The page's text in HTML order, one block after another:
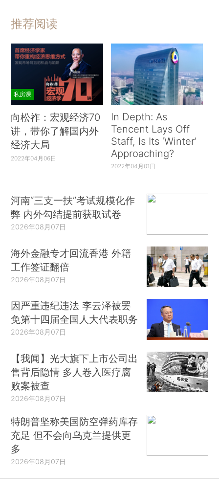
推荐阅读
私房课
向松祚：宏观经济70
讲，带你了解国内外
经济大局
2022年04月06日
In Depth: As
Tencent Lays Off
Staff, Is Its ‘Winter’
Approaching?
2022年04月01日
河南“三支一扶”考试规模化作
弊 内外勾结提前获取试卷
2026年08月07日
海外金融专才回流香港 外籍
工作签证翻倍
2026年08月07日
因严重违纪违法 李云泽被罢
免第十四届全国人大代表职务
2026年08月07日
【我闻】光大旗下上市公司出
售背后隐情 多人卷入医疗腐
败案被查
2026年08月07日
特朗普坚称美国防空弹药库存
充足 但不会向乌克兰提供更
多
2026年08月07日